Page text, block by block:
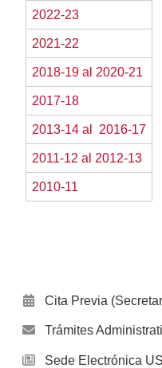
2022-23
2021-22
2018-19 al 2020-21
2017-18
2013-14 al 2016-17
2011-12 al 2012-13
2010-11
Cita Previa
Trámites
Sede Electrónica US